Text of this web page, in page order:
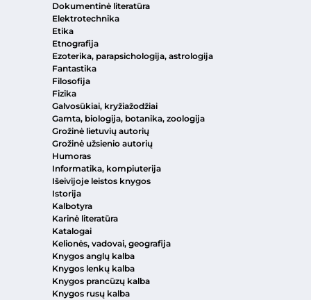
Dokumentinė literatūra
Elektrotechnika
Etika
Etnografija
Ezoterika, parapsichologija, astrologija
Fantastika
Filosofija
Fizika
Galvosūkiai, kryžiažodžiai
Gamta, biologija, botanika, zoologija
Grožinė lietuvių autorių
Grožinė užsienio autorių
Humoras
Informatika, kompiuterija
Išeivijoje leistos knygos
Istorija
Kalbotyra
Karinė literatūra
Katalogai
Kelionės, vadovai, geografija
Knygos anglų kalba
Knygos lenkų kalba
Knygos prancūzų kalba
Knygos rusų kalba